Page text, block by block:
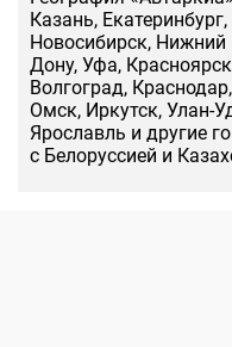
Казань,
Новосибирск, Нижний
Дону, Уфа,
Волгоград,
Омск, Иркутск, Улан-
Ярославль и другие
с Белоруссией и